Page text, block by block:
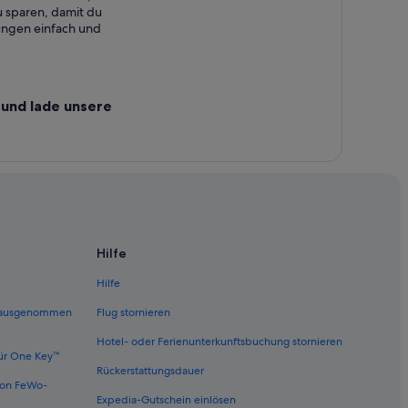
damit du
einfach und
lade unsere
One Key™
FeWo-
Hilfe
Hilfe
Flug stornieren
Hotel- oder Ferienunterkunftsbuchung stornieren
Rückerstattungsdauer
Expedia-Gutschein einlösen